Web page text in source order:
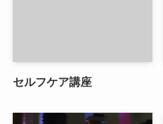
セルフケア講座